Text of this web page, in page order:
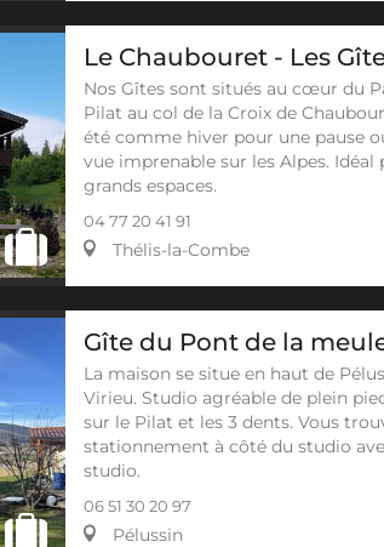
Le Chaubouret - Les
Nos Gîtes sont situés au cœur du
Pilat au col de la Croix de
été comme hiver pour une pause
vue imprenable sur les Alpes.
grands espaces.
04 77 20 41 91
Thélis-la-Combe
Gîte du Pont de la
La maison se situe en haut de
Virieu. Studio agréable de plein
sur le Pilat et les 3 dents. Vous
stationnement à côté du studio
studio.
06 51 30 20 97
Pélussin